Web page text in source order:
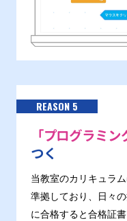
REASON 5
「プログラミ
つく
当教室のカリキュラ
準拠しており、日々
に合格すると合格証